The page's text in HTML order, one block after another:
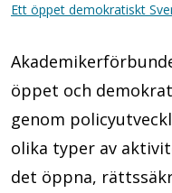
Ett öppet demokratiskt
öppet och
genom
olika typer av
det öppna,